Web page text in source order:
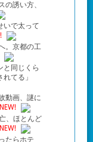
の誘い方、
いで太って
。京都の工
と同じくら
てる」
動画、謎に
NEW!
、ほとんど
NEW!
たらホテ